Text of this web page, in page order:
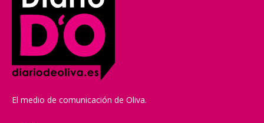
El medio de comunicación de Oliva.